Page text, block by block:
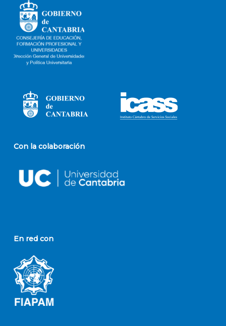
Con la colaboración
En red con